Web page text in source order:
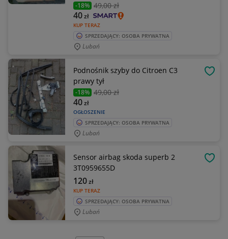
-18% 49,00 zł
KUP TERAZ
40zł
SPRZEDAJĄCY: OSOBA PRYWATNA
Lubań
Podnośnik szyby do Citroen C3
prawy tył
-18% 49,00 zł
OGŁOSZENIE
40zł
SPRZEDAJĄCY: OSOBA PRYWATNA
Lubań
Sensor airbag skoda superb 2
3T0959655D
KUP TERAZ
120zł
SPRZEDAJĄCY: OSOBA PRYWATNA
Lubań